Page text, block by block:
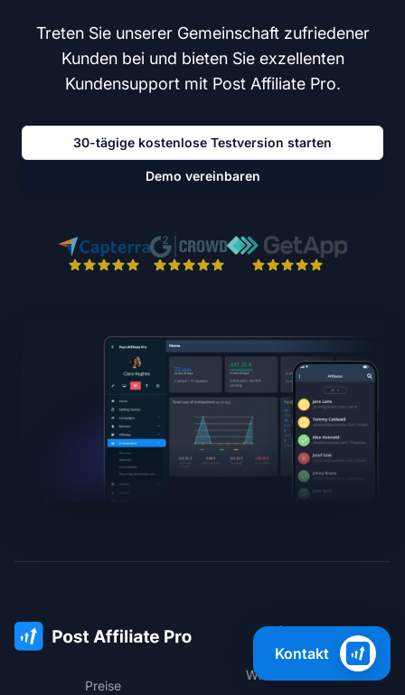
Treten Sie unserer Gemeinschaft zufriedener
Kunden bei und bieten Sie exzellenten
Kundensupport mit Post Affiliate Pro.
30-tägige kostenlose Testversion starten
Demo vereinbaren
Preise
Support
Wissensdatenbank
Kontakt